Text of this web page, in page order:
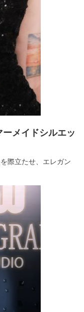
メイドシルエッ
際立たせ、エレガン